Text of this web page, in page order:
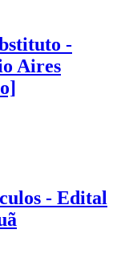
-
Aires
- Edital